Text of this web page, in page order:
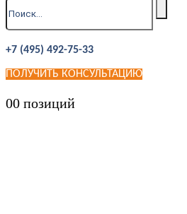
+7 (495) 492-75-33
ПОЛУЧИТЬ КОНСУЛЬТАЦИЮ
00 позиций